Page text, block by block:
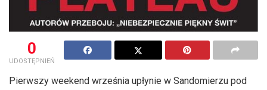
0
UDOSTĘPNIEŃ
Pierwszy weekend września upłynie w Sandomierzu pod